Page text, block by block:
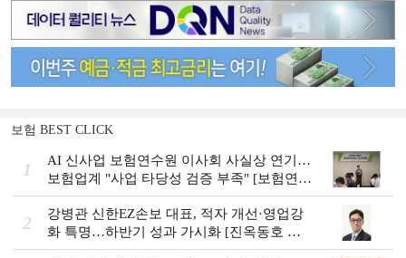
보험 BEST CLICK
1
AI 신사업 보험연수원 이사회 사실상 연기…
보험업계 "사업 타당성 검증 부족" [보험연수
원 AI사업 논란]
2
강병관 신한EZ손보 대표, 적자 개선·영업강
화 특명…하반기 성과 가시화 [진옥동호 신
한금융, 부스트업 점검]